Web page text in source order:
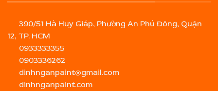
390/51 Hà Huy Giáp, Phường An Phú Đông, Quận
12, TP. HCM
0933333355
0903336262
dinhnganpaint@gmail.com
dinhnganpaint.com